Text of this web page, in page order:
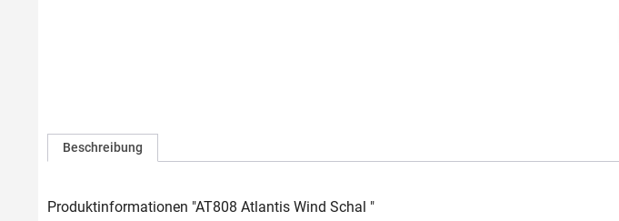
Beschreibung
Produktinformationen "AT808 Atlantis Wind Schal "